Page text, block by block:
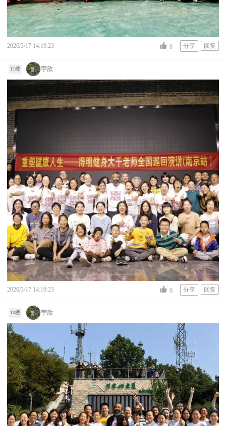
2026/3/17 14:19:23 0 分享 回复
11楼 宇欣
2026/3/17 14:19:23 0 分享 回复
10楼 宇欣